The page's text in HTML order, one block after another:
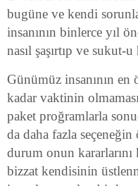
bugüne ve kendi
insanının binlerce yıl
nasıl şaşırtıp ve sukut-
Günümüz insanının
kadar vaktinin
paket proğramlarla
da daha fazla
durum onun
bizzat kendisinin